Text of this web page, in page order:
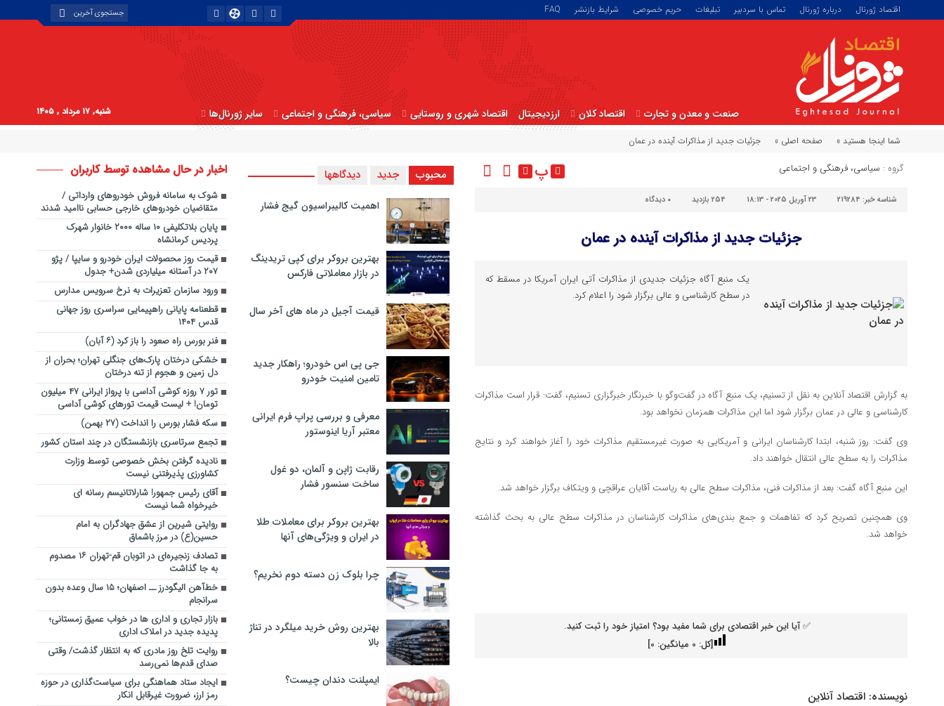
اقتصاد ژورنال درباره ژورنال تماس با سردبیر تبلیغات حریم خصوصی شرایط بازنشر FAQ
صنعت و معدن و تجارت اقتصاد کلان ارزدیجیتال اقتصاد شهری و روستایی سیاسی، فرهنگی و اجتماعی سایر ژورنال‌ها شنبه, ۱۷ مرداد , ۱۴۰۵
شما اینجا هستید » صفحه اصلی » جزئیات جدید از مذاکرات آینده در عمان
گروه : سیاسی، فرهنگی و اجتماعی پ
شناسه خبر: 219284 23 آوریل 2025 - 18:13 254 بازدید ۰ دیدگاه
جزئیات جدید از مذاکرات آینده در عمان
یک منبع آگاه جزئیات جدیدی از مذاکرات آتی ایران آمریکا در مسقط که
در سطح کارشناسی و عالی برگزار شود را اعلام کرد.
به گزارش اقتصاد آنلاین به نقل از تسنیم، یک منبع آگاه در گفت‌وگو با خبرنگار خبرگزاری تسنیم، گفت: قرار است مذاکرات
کارشناسی و عالی در عمان برگزار شود اما این مذاکرات همزمان نخواهد بود.
وی گفت: روز شنبه، ابتدا کارشناسان ایرانی و آمریکایی به صورت غیرمستقیم مذاکرات خود را آغاز خواهند کرد و نتایج
مذاکرات را به سطح عالی انتقال خواهند‌ داد.
این منبع آگاه گفت: بعد از مذاکرات فنی، مذاکرات سطح عالی به ریاست آقایان عراقچی و ویتکاف برگزار خواهد شد.
وی همچنین تصریح کرد که تفاهمات و جمع بندی‌های مذاکرات کارشناسان در مذاکرات سطح عالی به بحث گذاشته
خواهد شد.
✅ آیا این خبر اقتصادی برای شما مفید بود؟ امتیاز خود را ثبت کنید.
[کل: 0 میانگین: 0
]
نویسنده: اقتصاد آنلاین
محبوب جدید دیدگاهها
اهمیت کالیبراسیون گیج فشار
بهترین بروکر برای کپی‌ تریدینگ
در بازار معاملاتی فارکس
قیمت آجیل در ماه های آخر سال
جی پی اس خودرو؛ راهکار جدید
تامین امنیت خودرو
معرفی و بررسی پراپ فرم ایرانی
معتبر آریا اینوستور
رقابت ژاپن و آلمان، دو غول
ساخت سنسور فشار
بهترین بروکر برای معاملات طلا
در ایران و ویژگی‌های آنها
چرا بلوک زن دسته دوم نخریم؟
بهترین روش خرید میلگرد در تناژ
بالا
ایمپلنت دندان چیست؟
اخبار در حال مشاهده توسط کاربران
شوک به سامانه فروش خودروهای وارداتی /
متقاضیان خودروهای خارجی حسابی ناامید شدند
پایان بلاتکلیفی ۱۰ ساله ۲۰۰۰ خانوار شهرک
پردیس کرمانشاه
قیمت روز محصولات ایران خودرو و سایپا / پژو
۲۰۷ در آستانه میلیاردی شدن+ جدول
ورود سازمان تعزیرات به نرخ سرویس مدارس
قطعنامه پایانی راهپیمایی سراسری روز جهانی
قدس ۱۴۰۴
فنر بورس راه صعود را باز کرد (۶ آبان)
خشکی درختان پارک‌های جنگلی تهران؛ بحران از
دل زمین و هجوم از تنه درختان
تور ۷ روزه کوشی آداسی با پرواز ایرانی ۴۷ میلیون
تومان! + لیست قیمت تورهای کوشی آداسی
سکه فشار بورس را انداخت (۲۷ بهمن)
تجمع سرتاسری بازنشستگان در چند استان کشور
نادیده گرفتن بخش خصوصی توسط وزارت
کشاورزی پذیرفتنی نیست
آقای رئیس جمهور! شارلاتانیسم رسانه ای
خیرخواه شما نیست
روایتی شیرین از عشق جهادگران به امام
حسین(ع) در مرز باشماق
تصادف زنجیره‌ای در اتوبان قم-تهران ۱۶ مصدوم
به جا گذاشت
خط‌آهن الیگودرز ــ اصفهان؛ ۱۵ سال وعده بدون
سرانجام
بازار تجاری و اداری ها در خواب عمیق زمستانی؛
پدیده جدید در املاک اداری
روایت تلخ روز مادری که به انتظار گذشت/ وقتی
صدای قدم‌ها نمی‌رسد
ایجاد ستاد هماهنگی برای سیاست‌گذاری در حوزه
رمز ارز، ضرورت غیرقابل انکار